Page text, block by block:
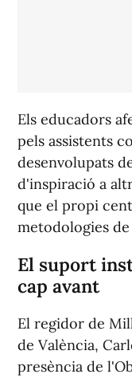
Els educadors
pels assistents
desenvolupats
d'inspiració a
que el propi
metodologies
El suport
cap avant
El regidor de
de València,
presència de